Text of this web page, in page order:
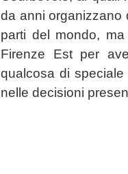
da anni organizzano
parti del mondo,
Firenze Est per
qualcosa di
nelle decisioni